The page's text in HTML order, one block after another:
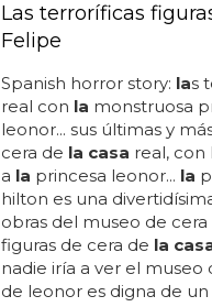
Las terroríficas
Felipe
Spanish horror story: las
real con la monstruosa
leonor... sus últimas y
cera de la casa real, con
a la princesa leonor... la
hilton es una
obras del museo de
figuras de cera de la
nadie iría a ver el museo
de leonor es digna de